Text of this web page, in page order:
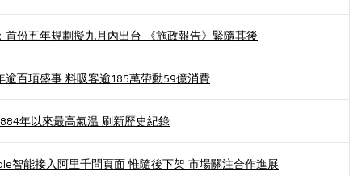
首份五年規劃擬九月內出台 《施政報告》緊隨其後
逾百項盛事 料吸客逾185萬帶動59億消費
年以來最高氣温 刷新歷史紀錄
智能接入阿里千問頁面 惟隨後下架 市場關注合作進展